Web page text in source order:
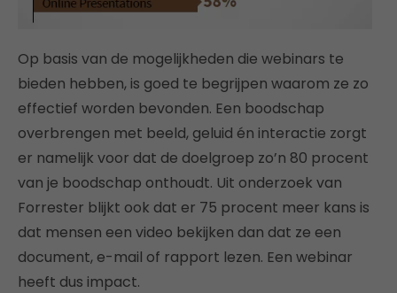
Op basis van de mogelijkheden die webinars te
bieden hebben, is goed te begrijpen waarom ze zo
effectief worden bevonden. Een boodschap
overbrengen met beeld, geluid én interactie zorgt
er namelijk voor dat de doelgroep zo’n 80 procent
van je boodschap onthoudt. Uit onderzoek van
Forrester blijkt ook dat er 75 procent meer kans is
dat mensen een video bekijken dan dat ze een
document, e-mail of rapport lezen. Een webinar
heeft dus impact.